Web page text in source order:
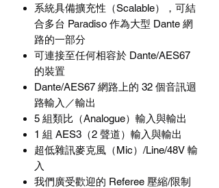
系統具備擴充性（Scalable），可結
合多台 Paradiso 作為大型 Dante 網
路的一部分
可連接至任何相容於 Dante/AES67
的裝置
Dante/AES67 網路上的 32 個音訊迴
路輸入／輸出
5 組類比（Analogue）輸入與輸出
1 組 AES3 （2 聲道）輸入與輸出
超低雜訊麥克風（Mic） /Line/48V 輸
入
我們廣受歡迎的 Referee 壓縮/限制